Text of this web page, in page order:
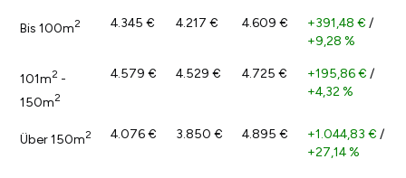
Bis 100m2 4.345 € 4.217 € 4.609 € +391,48 € /
+9,28 %
101m2 -
150m2
4.579 € 4.529 € 4.725 € +195,86 € /
+4,32 %
Über 150m2 4.076 € 3.850 € 4.895 € +1.044,83 € /
+27,14 %